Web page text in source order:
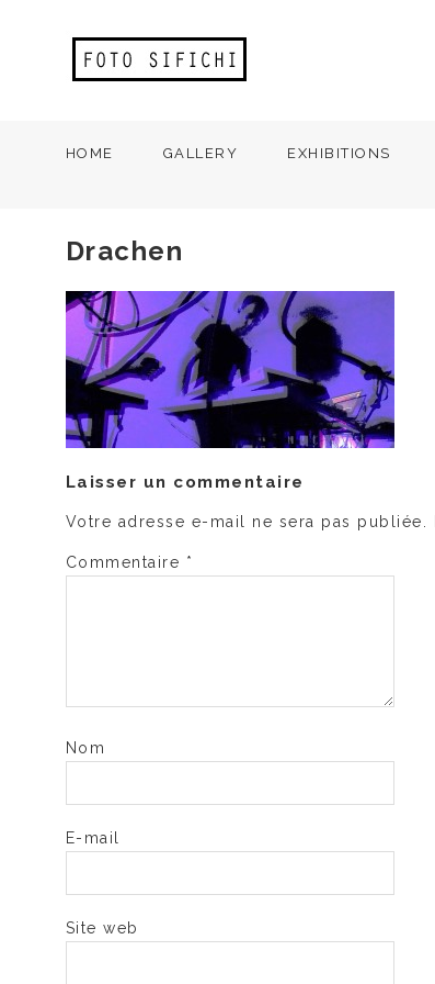
HOME GALLERY EXHIBITIONS
Drachen
Laisser un commentaire
Votre adresse e-mail ne sera pas publiée.
Commentaire *
Nom
E-mail
Site web